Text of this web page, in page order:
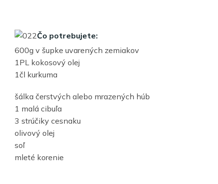
Čo potrebujete:
600g v šupke uvarených zemiakov
1PL kokosový olej
1čl kurkuma
šálka čerstvých alebo mrazených húb
1 malá cibuľa
3 strúčiky cesnaku
olivový olej
soľ
mleté korenie